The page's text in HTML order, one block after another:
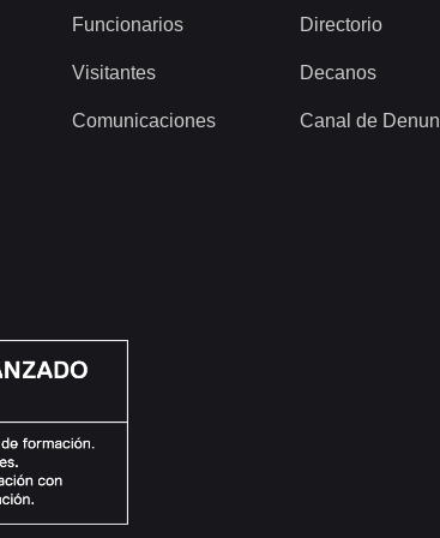
Funcionarios
Visitantes
Comunicaciones
Directorio
Decanos
Canal de